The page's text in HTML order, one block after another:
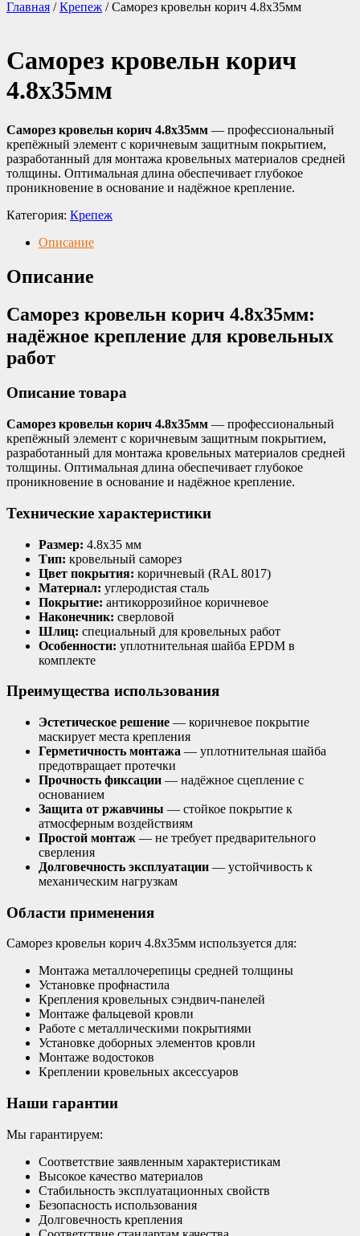
Главная /Крепеж / Саморез кровельн корич 4.8х35мм
Саморез кровельн корич
4.8х35мм
Саморез кровельн корич 4.8х35мм — профессиональный
крепёжный элемент с коричневым защитным покрытием,
разработанный для монтажа кровельных материалов средней
толщины. Оптимальная длина обеспечивает глубокое
проникновение в основание и надёжное крепление.
Категория: Крепеж
Описание
Описание
Саморез кровельн корич 4.8х35мм:
надёжное крепление для кровельных
работ
Описание товара
Саморез кровельн корич 4.8х35мм — профессиональный
крепёжный элемент с коричневым защитным покрытием,
разработанный для монтажа кровельных материалов средней
толщины. Оптимальная длина обеспечивает глубокое
проникновение в основание и надёжное крепление.
Технические характеристики
Размер: 4.8х35 мм
Тип: кровельный саморез
Цвет покрытия: коричневый (RAL 8017)
Материал: углеродистая сталь
Покрытие: антикоррозийное коричневое
Наконечник: сверловой
Шлиц: специальный для кровельных работ
Особенности: уплотнительная шайба EPDM в
комплекте
Преимущества использования
Эстетическое решение — коричневое покрытие
маскирует места крепления
Герметичность монтажа — уплотнительная шайба
предотвращает протечки
Прочность фиксации — надёжное сцепление с
основанием
Защита от ржавчины — стойкое покрытие к
атмосферным воздействиям
Простой монтаж — не требует предварительного
сверления
Долговечность эксплуатации — устойчивость к
механическим нагрузкам
Области применения
Саморез кровельн корич 4.8х35мм используется для:
Монтажа металлочерепицы средней толщины
Установке профнастила
Крепления кровельных сэндвич-панелей
Монтаже фальцевой кровли
Работе с металлическими покрытиями
Установке доборных элементов кровли
Монтаже водостоков
Креплении кровельных аксессуаров
Наши гарантии
Мы гарантируем:
Соответствие заявленным характеристикам
Высокое качество материалов
Стабильность эксплуатационных свойств
Безопасность использования
Долговечность крепления